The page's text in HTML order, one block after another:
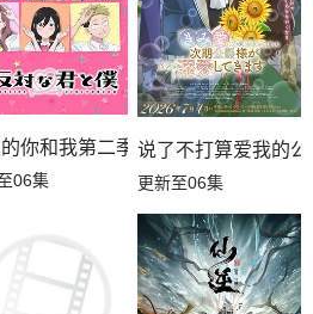
你和我第二季
06集
说了不打算爱我的
更新至06集